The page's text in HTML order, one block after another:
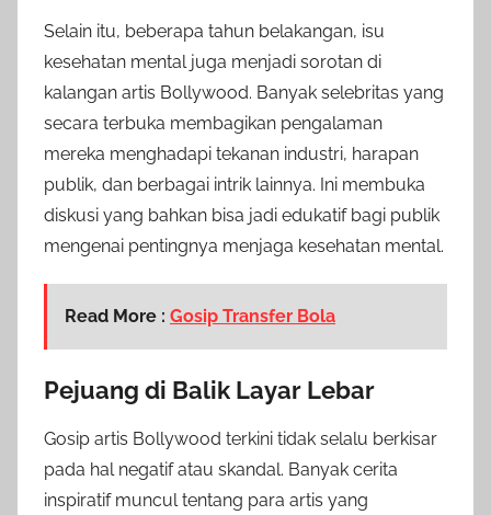
Selain itu, beberapa tahun belakangan, isu
kesehatan mental juga menjadi sorotan di
kalangan artis Bollywood. Banyak selebritas yang
secara terbuka membagikan pengalaman
mereka menghadapi tekanan industri, harapan
publik, dan berbagai intrik lainnya. Ini membuka
diskusi yang bahkan bisa jadi edukatif bagi publik
mengenai pentingnya menjaga kesehatan mental.
Read More : Gosip Transfer Bola
Pejuang di Balik Layar Lebar
Gosip artis Bollywood terkini tidak selalu berkisar
pada hal negatif atau skandal. Banyak cerita
inspiratif muncul tentang para artis yang